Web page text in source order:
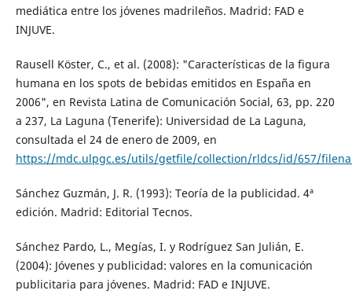
mediática entre los jóvenes madrileños. Madrid: FAD e
INJUVE.
Rausell Köster, C., et al. (2008): "Características de la figura
humana en los spots de bebidas emitidos en España en
2006", en Revista Latina de Comunicación Social, 63, pp. 220
a 237, La Laguna (Tenerife): Universidad de La Laguna,
consultada el 24 de enero de 2009, en
https://mdc.ulpgc.es/utils/getfile/collection/rldcs/id/657/
Sánchez Guzmán, J. R. (1993): Teoría de la publicidad. 4ª
edición. Madrid: Editorial Tecnos.
Sánchez Pardo, L., Megías, I. y Rodríguez San Julián, E.
(2004): Jóvenes y publicidad: valores en la comunicación
publicitaria para jóvenes. Madrid: FAD e INJUVE.